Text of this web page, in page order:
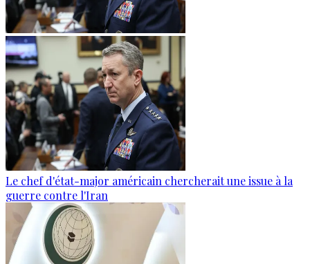
Le chef d'état-major américain chercherait une issue à la
guerre contre l'Iran